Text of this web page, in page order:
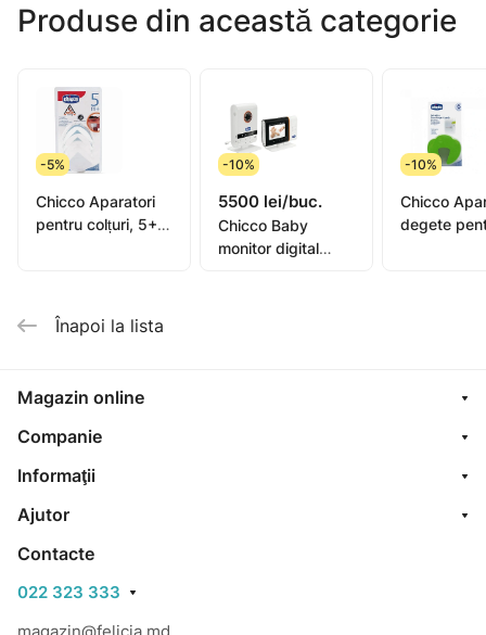
Produse din această categorie
-5%
Chicco Aparatori
pentru colțuri, 5+,
-10%
5500 lei/buc.
Chicco Baby
monitor digital
-10%
Chicco
degete
Înapoi la lista
Magazin online
Companie
Informaţii
Ajutor
Contacte
022 323 333